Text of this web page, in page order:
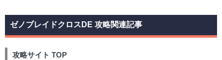
ゼノブレイドクロスDE 攻略関連記事
攻略サイト TOP